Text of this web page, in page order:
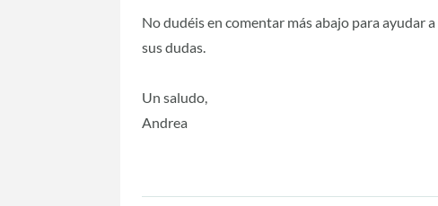
No dudéis en comentar más abajo para ayudar
sus dudas.
Un saludo,
Andrea